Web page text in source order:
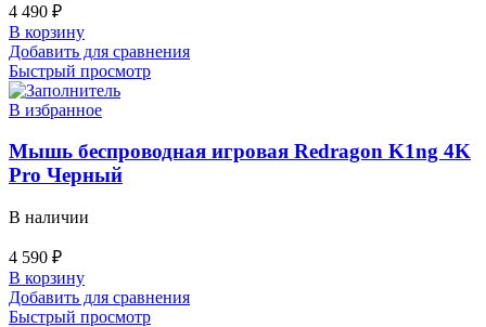
4 490 ₽
В корзину
Добавить для сравнения
Быстрый просмотр
В избранное
Мышь беспроводная игровая Redragon K1ng 4K
Pro Черный
В наличии
4 590 ₽
В корзину
Добавить для сравнения
Быстрый просмотр